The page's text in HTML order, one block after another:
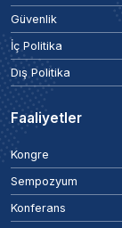
Güvenlik
İç Politika
Dış Politika
Faaliyetler
Kongre
Sempozyum
Konferans